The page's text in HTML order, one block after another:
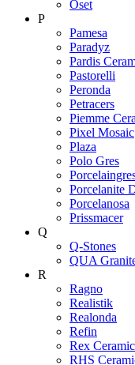
Oset
P
Pamesa
Paradyz
Pardis
Pastorelli
Peronda
Petracers
Piemme
Pixel Mosaic
Plaza
Polo Gres
Porcelanite
Porcelanosa
Prissmacer
Q
Q-Stones
QUA
R
Ragno
Realistik
Realonda
Refin
Rex
RHS